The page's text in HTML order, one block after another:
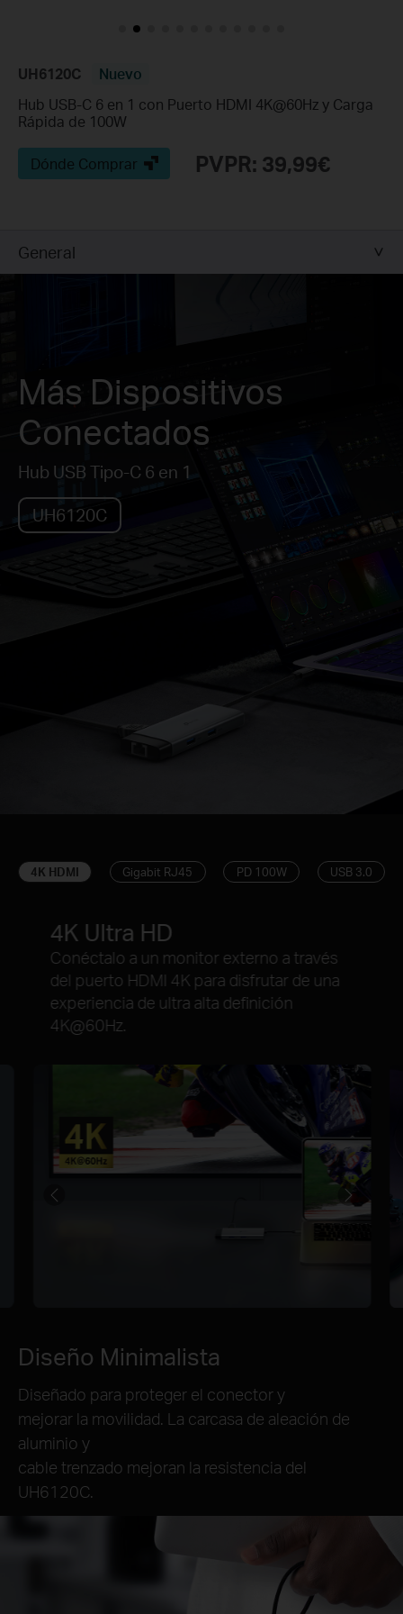
UH6120C
Nuevo
Hub USB-C 6 en 1 con Puerto HDMI 4K@60Hz y Carga
Rápida de 100W
Dónde Comprar PVPR: 39,99€
General
Más Dispositivos
Conectados
Hub USB Tipo-C 6 en 1
UH6120C
4K HDMI Gigabit RJ45 PD 100W USB 3.0
4K Ultra HD
Conéctalo a un monitor externo a través
del puerto HDMI 4K para disfrutar de una
experiencia de ultra alta definición
4K@60Hz.
Diseño Minimalista
Diseñado para proteger el conector y
mejorar la movilidad. La carcasa de aleación de
aluminio y
cable trenzado mejoran la resistencia del
UH6120C.